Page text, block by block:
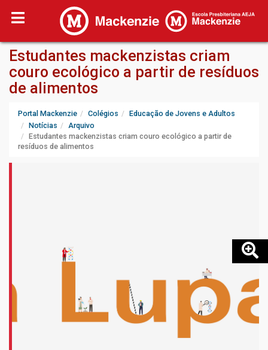
Estudantes mackenzistas criam
couro ecológico a partir de resíduos
de alimentos
Portal Mackenzie Colégios
Educação de Jovens e Adultos
Notícias
Arquivo
Estudantes mackenzistas criam couro ecológico a partir de
resíduos de alimentos